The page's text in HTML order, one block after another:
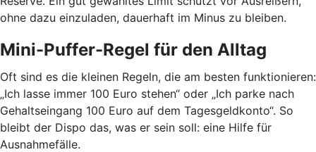
ohne dazu einzuladen, dauerhaft im Minus zu bleiben.
Mini-Puffer-Regel für den Alltag
Oft sind es die kleinen Regeln, die am besten funktionieren:
„Ich lasse immer 100 Euro stehen“ oder „Ich parke nach
Gehaltseingang 100 Euro auf dem Tagesgeldkonto“. So
bleibt der Dispo das, was er sein soll: eine Hilfe für
Ausnahmefälle.